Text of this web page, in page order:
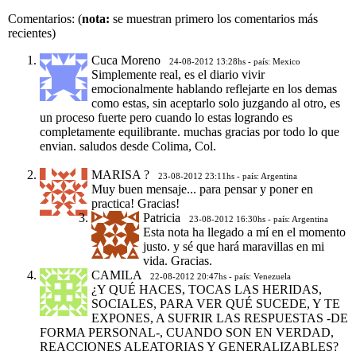
Previo
Siguiente
Comentarios: (nota: se muestran primero los comentarios más
recientes)
Cuca Moreno
24-08-2012 13:28hs - país: Mexico
Simplemente real, es el diario vivir
emocionalmente hablando reflejarte en los demas
como estas, sin aceptarlo solo juzgando al otro, es
un proceso fuerte pero cuando lo estas logrando es
completamente equilibrante. muchas gracias por todo lo que
envian. saludos desde Colima, Col.
MARISA ? 23-08-2012 23:11hs - país: Argentina
Muy buen mensaje... para pensar y poner en
practica! Gracias!
Patricia
23-08-2012 16:30hs - país: Argentina
Esta nota ha llegado a mí en el momento
justo. y sé que hará maravillas en mi
vida. Gracias.
CAMILA
22-08-2012 20:47hs - país: Venezuela
¿Y QUÉ HACES, TOCAS LAS HERIDAS,
SOCIALES, PARA VER QUÉ SUCEDE, Y TE
EXPONES, A SUFRIR LAS RESPUESTAS -DE
FORMA PERSONAL-, CUANDO SON EN VERDAD,
REACCIONES ALEATORIAS Y GENERALIZABLES?